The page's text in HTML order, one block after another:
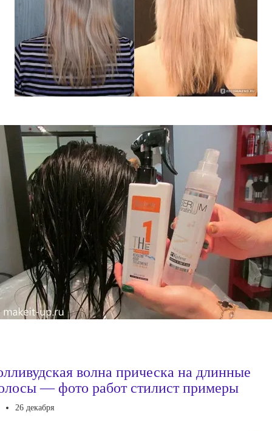
волна прическа на длинные
— фото работ стилист примеры
26 декабря